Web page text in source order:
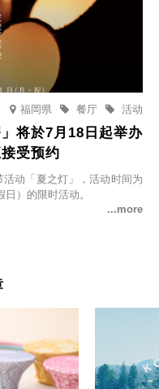
福岡県 活动
餐厅
将於7月18日起举办
受预约
动「夏之灯」，活动时间为
）的限时活动。